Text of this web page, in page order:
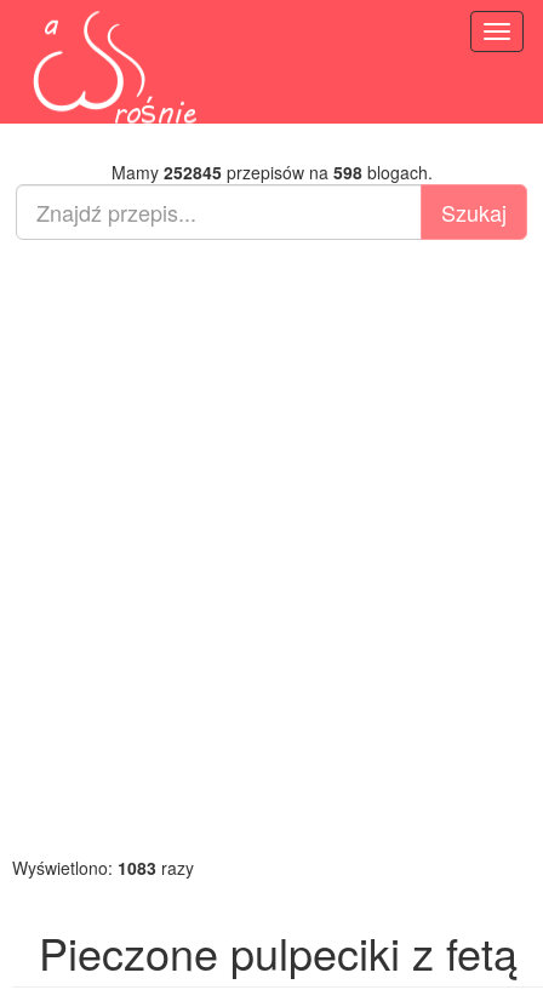
Mamy 252845przepisów na 598blogach.
Wyświetlono: 1083 razy
Pieczone pulpeciki z fetą